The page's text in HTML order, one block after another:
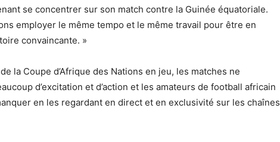
se concentrer sur son match contre la Guinée équatoriale.
employer le même tempo et le même travail pour être en
convaincante. »
la Coupe d’Afrique des Nations en jeu, les matches ne
d’excitation et d’action et les amateurs de football africain
en les regardant en direct et en exclusivité sur les chaînes